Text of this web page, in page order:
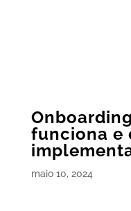
funciona e
maio 10, 2024